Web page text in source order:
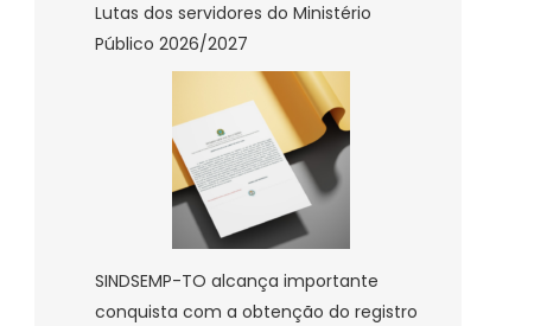
Lutas dos servidores do Ministério
Público 2026/2027
SINDSEMP-TO alcança importante
conquista com a obtenção do registro